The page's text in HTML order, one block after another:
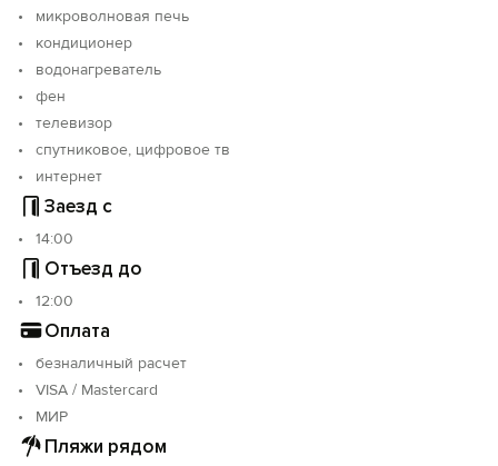
микроволновая печь
кондиционер
водонагреватель
фен
телевизор
спутниковое, цифровое тв
интернет
Заезд с
14:00
Отъезд до
12:00
Оплата
безналичный расчет
VISA / Mastercard
МИР
Пляжи рядом